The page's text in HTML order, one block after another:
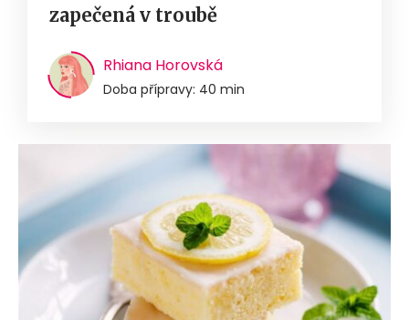
zapečená v troubě
Rhiana Horovská
Doba přípravy: 40 min